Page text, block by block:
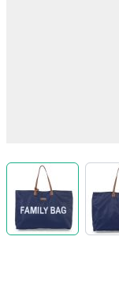
View larger